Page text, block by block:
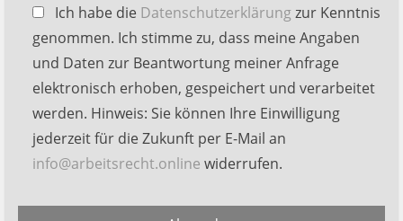
Bitte
lasse
dieses
Feld
leer.
Ich habe die Datenschutzerklärungzur Kenntnis
genommen. Ich stimme zu, dass meine Angaben
und Daten zur Beantwortung meiner Anfrage
elektronisch erhoben, gespeichert und verarbeitet
werden. Hinweis: Sie können Ihre Einwilligung
jederzeit für die Zukunft per E-Mail an
info@arbeitsrecht.online widerrufen.